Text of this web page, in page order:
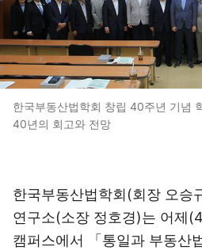
한국부동산법학회 창립 40주년 기념
40년의 회고와 전망
한국부동산법학회(회장 오승
연구소(소장 정호경)는 어제
캠퍼스에서 「통일과 부동산